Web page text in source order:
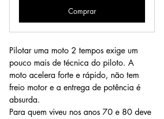
Comprar
Pilotar uma moto 2 tempos exige um
pouco mais de técnica do piloto. A
moto acelera forte e rápido, não tem
freio motor e a entrega de potência é
absurda.
Para quem viveu nos anos 70 e 80 deve